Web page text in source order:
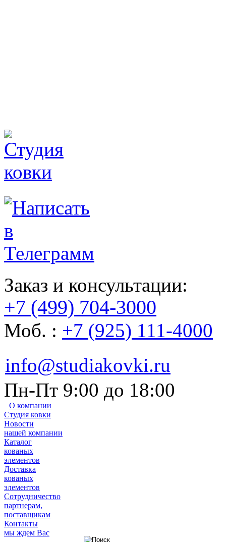
Заказ и консультации:
+7 (499) 704-3000
Моб. : +7 (925) 111-4000
info@studiakovki.ru
Пн-Пт 9:00 до 18:00
О компании
Студия ковки
Новости
нашей компании
Каталог
кованых
элементов
Доставка
кованых
элементов
Сотрудничество
партнерам,
поставщикам
Контакты
мы ждем Вас